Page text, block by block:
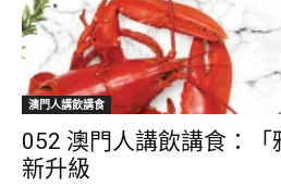
澳門人講飲講食
052 澳門人講飲講食：「
新升級